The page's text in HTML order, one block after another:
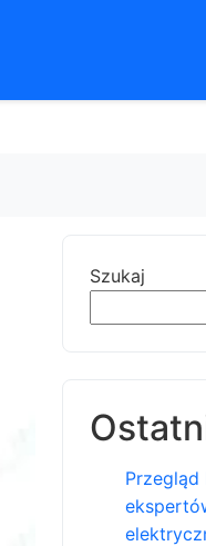
Szukaj
Przegląd